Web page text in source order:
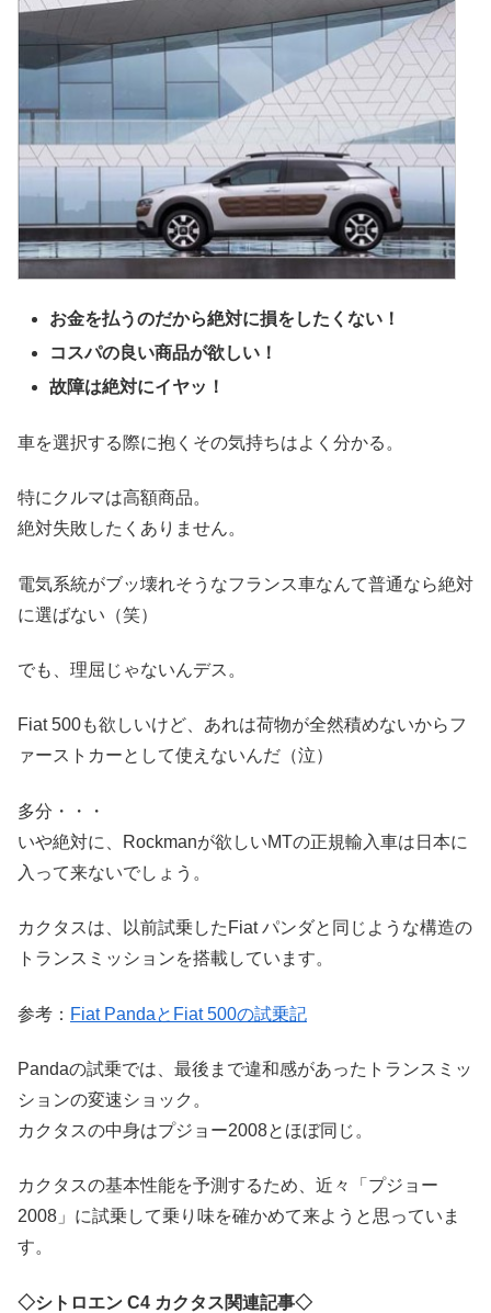
お金を払うのだから絶対に損をしたくない！
コスパの良い商品が欲しい！
故障は絶対にイヤッ！
車を選択する際に抱くその気持ちはよく分かる。
特にクルマは高額商品。
絶対失敗したくありません。
電気系統がブッ壊れそうなフランス車なんて普通なら絶対
に選ばない（笑）
でも、理屈じゃないんデス。
Fiat 500も欲しいけど、あれは荷物が全然積めないからフ
ァーストカーとして使えないんだ（泣）
多分・・・
いや絶対に、Rockmanが欲しいMTの正規輸入車は日本に
入って来ないでしょう。
カクタスは、以前試乗したFiat パンダと同じような構造の
トランスミッションを搭載しています。
参考： Fiat PandaとFiat 500の試乗記
Pandaの試乗では、最後まで違和感があったトランスミッ
ションの変速ショック。
カクタスの中身はプジョー2008とほぼ同じ。
カクタスの基本性能を予測するため、近々「プジョー
2008」に試乗して乗り味を確かめて来ようと思っていま
す。
◇シトロエン C4 カクタス関連記事◇